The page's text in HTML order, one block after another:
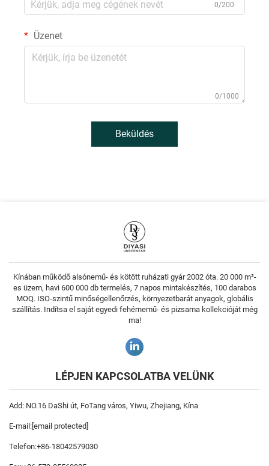
0/200
Üzenet
0/1000
Beküldés
Kínában működő alsónemű- és kötött ruházati gyár 2002 óta. 20 000 m²-
es üzem, havi 600 000 db termelés, 7 napos mintakészítés, 100 darabos
MOQ. ISO-szintű minőségellenőrzés, környezetbarát anyagok, globális
szállítás. Indítsa el saját egyedi fehérnemű- és pizsama kollekcióját még
ma!
LÉPJEN KAPCSOLATBA VELÜNK
Add: NO.16 DaShi út, FoTang város, Yiwu, Zhejiang, Kína
E-mail: [email protected]
Telefon:+86-18042579030